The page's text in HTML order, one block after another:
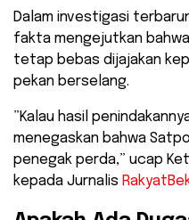
Dalam investigasi
fakta mengejutkan
tetap bebas dijajakan
pekan berselang.
​”Kalau hasil
menegaskan bahwa
penegak perda,” ucap
kepada Jurnalis